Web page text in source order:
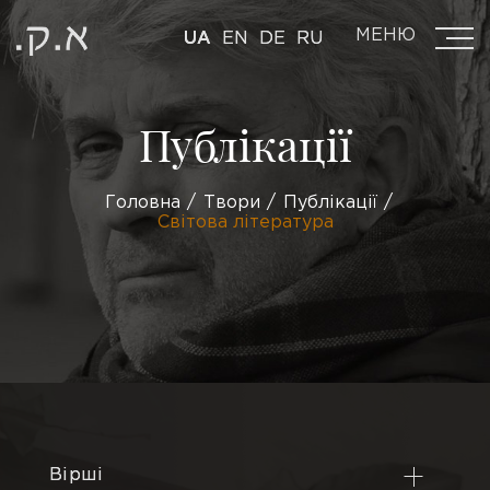
UA EN DE RU МЕНЮ
Публікації
Головна Твори
Публікації
Світова література
Вірші